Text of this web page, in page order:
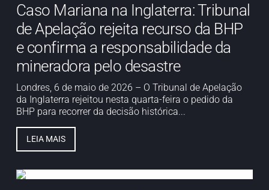
Caso Mariana na Inglaterra: Tribunal
de Apelação rejeita recurso da BHP
e confirma a responsabilidade da
mineradora pelo desastre
Londres, 6 de maio de 2026 – O Tribunal de Apelação
da Inglaterra rejeitou nesta quarta-feira o pedido da
BHP para recorrer da decisão histórica...
LEIA MAIS